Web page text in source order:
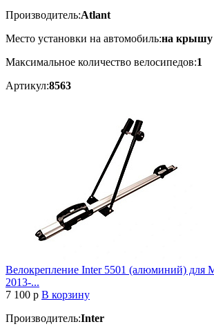
Производитель:Atlant
Место установки на автомобиль:на крышу
Максимальное количество велосипедов:1
Артикул:8563
Велокрепление Inter 5501 (алюминий) для
2013-...
7 100 p В корзину
Производитель:Inter